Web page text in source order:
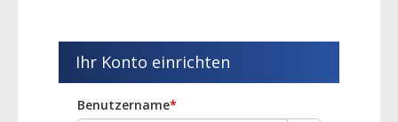
Ihr Konto einrichten
Benutzername*